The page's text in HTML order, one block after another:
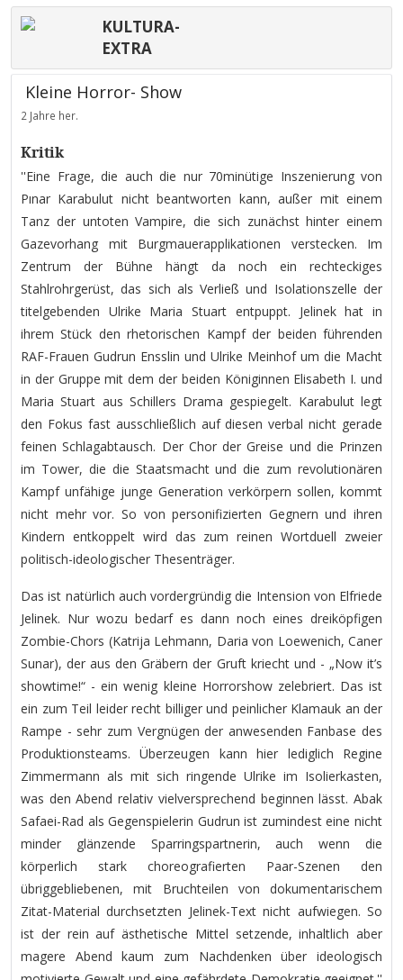
KULTURA-
EXTRA
Kleine Horror- Show
2 Jahre her.
Kritik
''Eine Frage, die auch die nur 70minütige Inszenierung von
Pınar Karabulut nicht beantworten kann, außer mit einem
Tanz der untoten Vampire, die sich zunächst hinter einem
Gazevorhang mit Burgmauerapplikationen verstecken. Im
Zentrum der Bühne hängt da noch ein rechteckiges
Stahlrohrgerüst, das sich als Verließ und Isolationszelle der
titelgebenden Ulrike Maria Stuart entpuppt. Jelinek hat in
ihrem Stück den rhetorischen Kampf der beiden führenden
RAF-Frauen Gudrun Ensslin und Ulrike Meinhof um die Macht
in der Gruppe mit dem der beiden Königinnen Elisabeth I. und
Maria Stuart aus Schillers Drama gespiegelt. Karabulut legt
den Fokus fast ausschließlich auf diesen verbal nicht gerade
feinen Schlagabtausch. Der Chor der Greise und die Prinzen
im Tower, die die Staatsmacht und die zum revolutionären
Kampf unfähige junge Generation verkörpern sollen, kommt
nicht mehr vor. So von personifizierten Gegnern und ihren
Kindern entkoppelt wird das zum reinen Wortduell zweier
politisch-ideologischer Thesenträger.
Das ist natürlich auch vordergründig die Intension von Elfriede
Jelinek. Nur wozu bedarf es dann noch eines dreiköpfigen
Zombie-Chors (Katrija Lehmann, Daria von Loewenich, Caner
Sunar), der aus den Gräbern der Gruft kriecht und - „Now it’s
showtime!“ - ein wenig kleine Horrorshow zelebriert. Das ist
ein zum Teil leider recht billiger und peinlicher Klamauk an der
Rampe - sehr zum Vergnügen der anwesenden Fanbase des
Produktionsteams. Überzeugen kann hier lediglich Regine
Zimmermann als mit sich ringende Ulrike im Isolierkasten,
was den Abend relativ vielversprechend beginnen lässt. Abak
Safaei-Rad als Gegenspielerin Gudrun ist zumindest eine nicht
minder glänzende Sparringspartnerin, auch wenn die
körperlich stark choreografierten Paar-Szenen den
übriggebliebenen, mit Bruchteilen von dokumentarischem
Zitat-Material durchsetzten Jelinek-Text nicht aufwiegen. So
ist der rein auf ästhetische Mittel setzende, inhaltlich aber
magere Abend kaum zum Nachdenken über ideologisch